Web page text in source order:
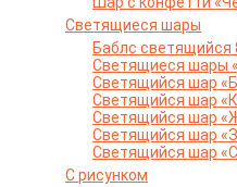
Светящиеся шары
Баблс
Светящиеся шары
Светящийся шар
Светящийся шар
Светящийся шар
Светящийся шар
Светящийся шар
С рисунком